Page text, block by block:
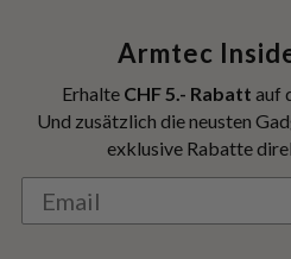
Armtec
Erhalte CHF 5.- Rabatt auf
Und zusätzlich die neusten
exklusive Rabatte